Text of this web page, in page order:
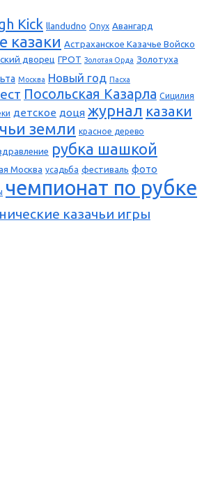
Kick llandudno Onyx Авангард
казаки Астраханское Казачье Войско
дворец ГРОТ Золотая Орда Золотуха
Москва Новый год Пасха
Посольская Казарла Сицилия
детское доця журнал казаки
земли красное дерево
рубка шашкой
Москва усадьба фестиваль фото
чемпионат по рубке
казачьи игры